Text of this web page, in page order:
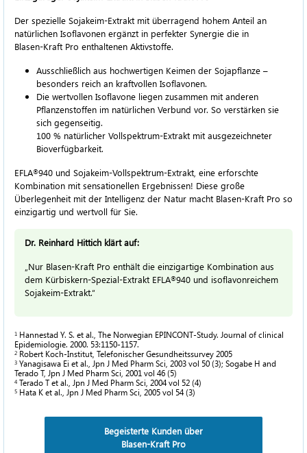
Der spezielle Sojakeim-Extrakt mit überragend hohem Anteil an
natürlichen Isoflavonen ergänzt in perfekter Synergie die in
Blasen-Kraft Pro enthaltenen Aktivstoffe.
Ausschließlich aus hochwertigen Keimen der Sojapflanze –
besonders reich an kraftvollen Isoflavonen.
Die wertvollen Isoflavone liegen zusammen mit anderen
Pflanzenstoffen im natürlichen Verbund vor. So verstärken sie
sich gegenseitig.
100 % natürlicher Vollspektrum-Extrakt mit ausgezeichneter
Bioverfügbarkeit.
EFLA®940 und Sojakeim-Vollspektrum-Extrakt, eine erforschte
Kombination mit sensationellen Ergebnissen! Diese große
Überlegenheit mit der Intelligenz der Natur macht Blasen-Kraft Pro so
einzigartig und wertvoll für Sie.
Dr. Reinhard Hittich klärt auf:
„Nur Blasen-Kraft Pro enthält die einzigartige Kombination aus
dem Kürbiskern-Spezial-Extrakt EFLA®940 und isoflavonreichem
Sojakeim-Extrakt.“
1 Hannestad Y. S. et al., The Norwegian EPINCONT-Study. Journal of clinical
Epidemiologie. 2000. 53:1150-1157.
2 Robert Koch-Institut, Telefonischer Gesundheitssurvey 2005
3 Yanagisawa Ei et al., Jpn J Med Pharm Sci, 2003 vol 50 (3); Sogabe H and
Terado T, Jpn J Med Pharm Sci, 2001 vol 46 (5)
4 Terado T et al., Jpn J Med Pharm Sci, 2004 vol 52 (4)
5 Hata K et al., Jpn J Med Pharm Sci, 2005 vol 54 (3)
Begeisterte Kunden über
Blasen-Kraft Pro